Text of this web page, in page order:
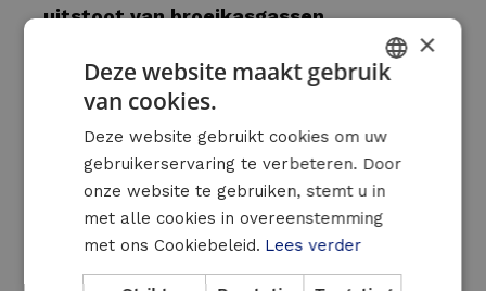
uitstoot van broeikasgassen
Waterbesparingendankzij geavanceerde
technologieën en geoptimaliseerd beheer
van middelen
Een vruchtbare samenwerking
De technische studie en de ontwikkeling van
FRENCH
×
Deze website maakt gebruik
van cookies.
Deze website gebruikt cookies om uw
gebruikerservaring te verbeteren. Door
onze website te gebruiken, stemt u in
met alle cookies in overeenstemming
met ons Cookiebeleid. Lees verder